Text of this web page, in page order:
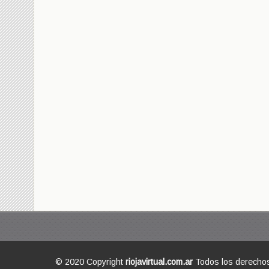
© 2020 Copyright riojavirtual.com.ar Todos los